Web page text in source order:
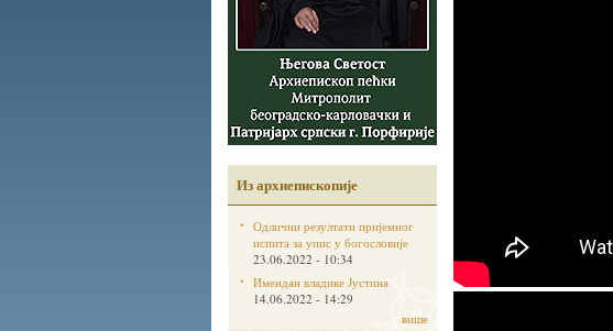
Из архиепископије
Одлични резултати пријемног
испита за упис у богословије
23.06.2022 - 10:34
Имендан владике Јустина
14.06.2022 - 14:29
више